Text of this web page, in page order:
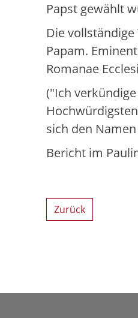
Papst gewählt
Die
Papam.
Romanae
("Ich
sich den
Bericht im
Zurück